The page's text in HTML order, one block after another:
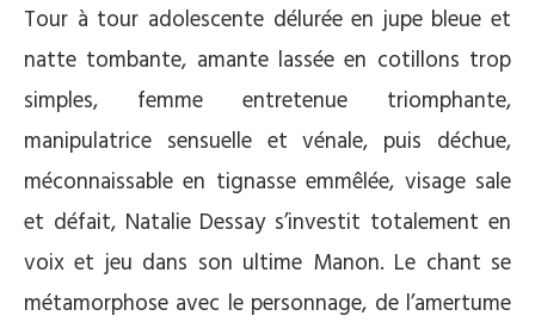
Tour à tour adolescente délurée en jupe bleue et
natte tombante, amante lassée en cotillons trop
simples, femme entretenue triomphante,
manipulatrice sensuelle et vénale, puis déchue,
méconnaissable en tignasse emmêlée, visage sale
et défait, Natalie Dessay s’investit totalement en
voix et jeu dans son ultime Manon. Le chant se
métamorphose avec le personnage, de l’amertume